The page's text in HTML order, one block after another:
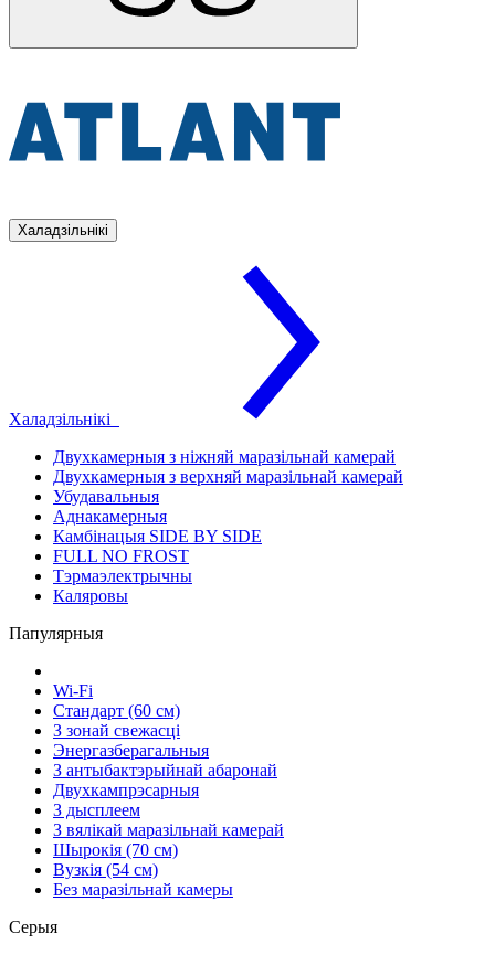
Халадзільнікі
Халадзільнікі
Двухкамерныя з ніжняй маразільнай камерай
Двухкамерныя з верхняй маразільнай камерай
Убудавальныя
Аднакамерныя
Камбінацыя SIDE BY SIDE
FULL NO FROST
Тэрмаэлектрычны
Каляровы
Папулярныя
Wi-Fi
Стандарт (60 см)
З зонай свежасці
Энергазберагальныя
З антыбактэрыйнай абаронай
Двухкампрэсарныя
З дысплеем
З вялікай маразільнай камерай
Шырокія (70 см)
Вузкія (54 см)
Без маразільнай камеры
Серыя